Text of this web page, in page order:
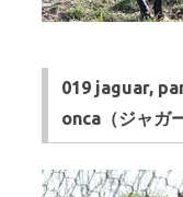
019 jaguar,
onca（ジャガ